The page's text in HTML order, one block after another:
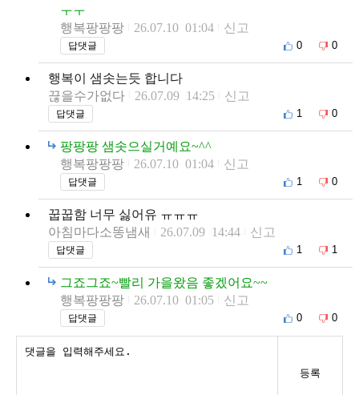
ㅜㅜ
행복팡팡팡
26.07.10 01:04 신고
답댓글 0 0
행복이 샘솟는듯 합니다
끊을수가없다
26.07.09 14:25 신고
답댓글 1 0
팡팡팡 샘솟으실거예요~^^
행복팡팡팡
26.07.10 01:04 신고
답댓글 1 0
꿉꿉함 너무 싫어유 ㅠㅠㅠ
아침마다소똥냄새
26.07.09 14:44 신고
답댓글 1 1
그죠그죠~빨리 가을왔음 좋겠어요~~
행복팡팡팡
26.07.10 01:05 신고
답댓글 0 0
등록